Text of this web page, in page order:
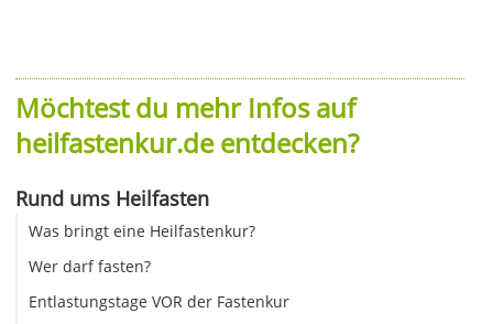
Möchtest du mehr Infos auf
heilfastenkur.de entdecken?
Rund ums Heilfasten
Was bringt eine Heilfastenkur?
Wer darf fasten?
Entlastungstage VOR der Fastenkur